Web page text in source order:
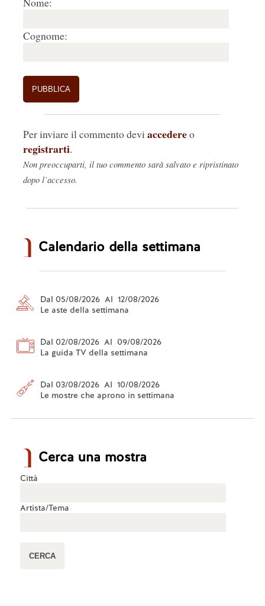
Cognome:
Per inviare il commento devi accedereo
registrarti.
Non preoccuparti, il tuo commento sarà salvato e ripristinato
dopo l’accesso.
Calendario della settimana
Dal 05/08/2026 Al 12/08/2026
Le aste della settimana
Dal 02/08/2026 Al 09/08/2026
La guida TV della settimana
Dal 03/08/2026 Al 10/08/2026
Le mostre che aprono in settimana
Cerca una mostra
Città
Artista/Tema